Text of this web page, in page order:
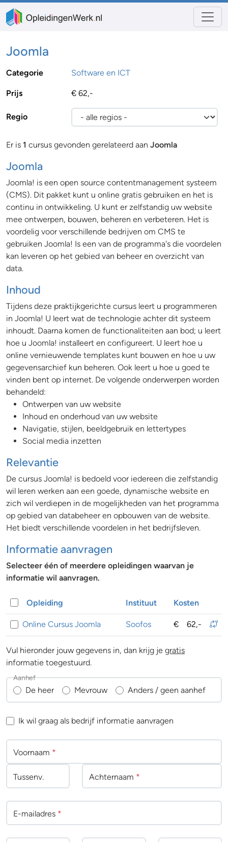
Joomla
Categorie Software en ICT
Prijs € 62,-
Regio
Er is 1 cursus gevonden gerelateerd aan Joomla
Joomla
Joomla! is een open source contentmanagement systeem
(CMS). Dit pakket kunt u online gratis gebruiken en het is
continu in ontwikkeling. U kunt er zelfstandig uw website
mee ontwerpen, bouwen, beheren en verbeteren. Het is
voordelig voor verschillende bedrijven om CMS te
gebruiken Joomla! Is een van de programma's die voordelen
kan leveren op het gebied van beheer en overzicht van
data.
Inhoud
Tijdens deze praktijkgerichte cursus leert u programmeren
in Joomla! U leert wat de technologie achter dit systeem
inhoudt. Daarna komen de functionaliteiten aan bod; u leert
hoe u Joomla! installeert en configureert. U leert hoe u
online vernieuwende templates kunt bouwen en hoe u uw
gegevensarchief kun beheren. Ook leert u hoe u goed te
vinden bent op internet. De volgende onderwerpen worden
behandeld:
Ontwerpen van uw website
Inhoud en onderhoud van uw website
Navigatie, stijlen, beeldgebruik en lettertypes
Social media inzetten
Relevantie
De cursus Joomla! is bedoeld voor iedereen die zelfstandig
wil leren werken aan een goede, dynamische website en
zich wil verdiepen in de mogelijkheden van het programma
op gebied van databeheer en opbouwen van de website.
Het biedt verschillende voordelen in het bedrijfsleven.
Informatie aanvragen
Selecteer één of meerdere opleidingen waarvan je
informatie wil aanvragen.
Opleiding Instituut Kosten
Online Cursus Joomla Soofos € 62,-
Vul hieronder jouw gegevens in, dan krijg je gratis
informatie toegestuurd.
De heer Mevrouw Anders / geen aanhef
Aanhef
Ik wil graag als bedrijf informatie aanvragen
Voornaam *
Tussenv. Achternaam *
E-mailadres *